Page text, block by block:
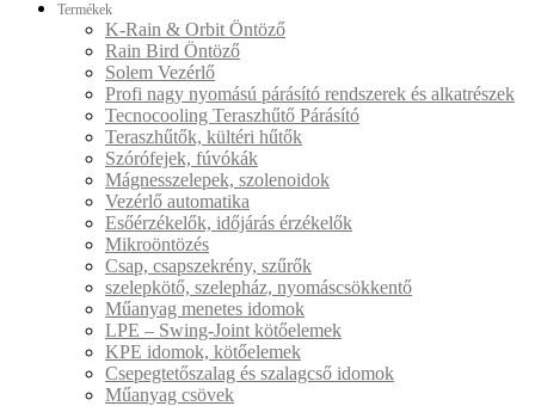
Termékek
K-Rain & Orbit Öntöző
Rain Bird Öntöző
Solem Vezérlő
Profi nagy nyomású párásító rendszerek és alkatrészek
Tecnocooling Teraszhűtő Párásító
Teraszhűtők, kültéri hűtők
Szórófejek, fúvókák
Mágnesszelepek, szolenoidok
Vezérlő automatika
Esőérzékelők, időjárás érzékelők
Mikroöntözés
Csap, csapszekrény, szűrők
szelepkötő, szelepház, nyomáscsökkentő
Műanyag menetes idomok
LPE – Swing-Joint kötőelemek
KPE idomok, kötőelemek
Csepegtetőszalag és szalagcső idomok
Műanyag csövek